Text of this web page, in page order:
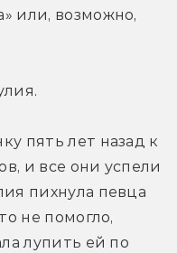
или, возможно,
пять лет назад к
и все они успели
пихнула певца
не помогло,
лупить ей по